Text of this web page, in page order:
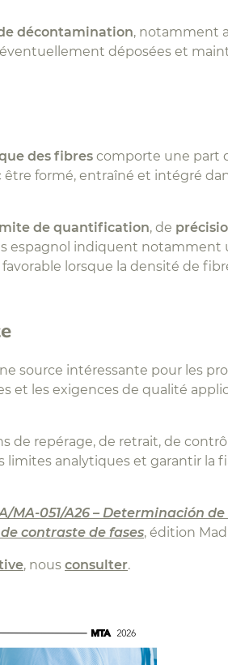
décontamination, notamment
déposées et
des fibrescomporte une part
être formé, entraîné et intégré
de quantification, de
espagnol indiquent notamment
lorsque la densité de
source intéressante pour les
et les exigences de qualité
repérage, de retrait, de
analytiques et garantir la
MA-051/A26 – Determinación
contraste de fases, édition
, nous consulter.